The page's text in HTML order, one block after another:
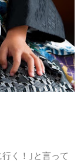
く！｣と言って